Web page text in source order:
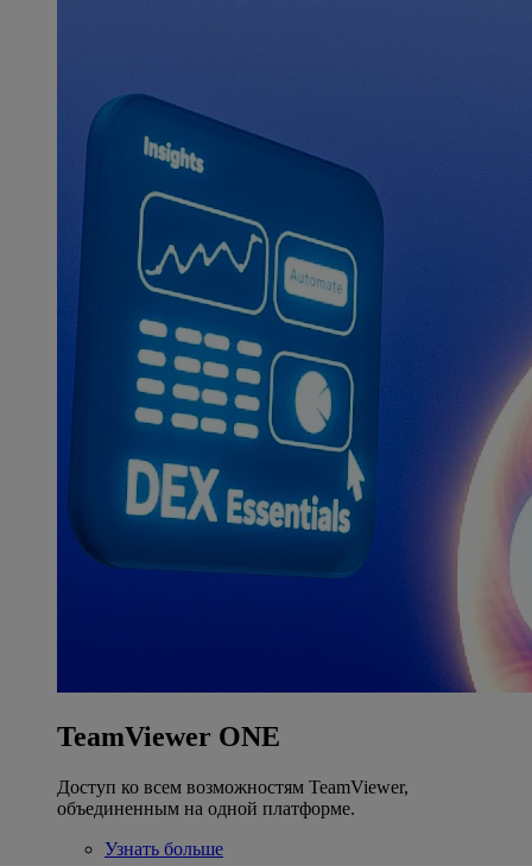
TeamViewer ONE
Доступ ко всем возможностям TeamViewer,
объединенным на одной платформе.
Узнать больше